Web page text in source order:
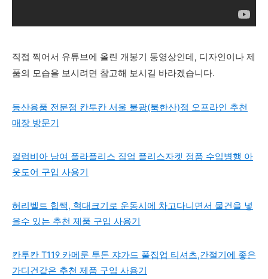
직접 찍어서 유튜브에 올린 개봉기 동영상인데, 디자인이나 제
품의 모습을 보시려면 참고해 보시길 바라겠습니다.
등산용품 전문점 칸투칸 서울 불광(북한산)점 오프라인 추천
매장 방문기
컬럼비아 남여 폴라플리스 집업 플리스자켓 정품 수입병행 아
웃도어 구입 사용기
허리벨트 힙쌕, 혁대크기로 운동시에 차고다니면서 물건을 넣
을수 있는 추천 제품 구입 사용기
칸투칸 T119 카메룬 투톤 쟈가드 풀집업 티셔츠,간절기에 좋은
가디건같은 추천 제품 구입 사용기